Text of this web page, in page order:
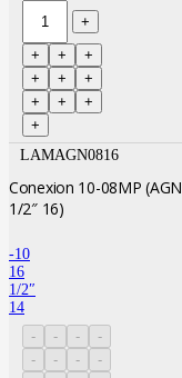
LAMAGN0816
Conexion 10-08MP (AGN
1/2″ 16)
-10
16
1/2″
14